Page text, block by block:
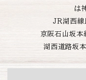
は
ＪＲ湖西
京阪石山坂本
湖西道路坂本